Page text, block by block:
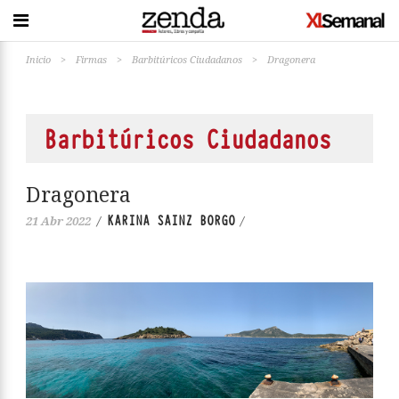
Inicio > Firmas > Barbitúricos Ciudadanos > Dragonera
Barbitúricos Ciudadanos
Dragonera
21 Abr 2022 / KARINA SAINZ BORGO /